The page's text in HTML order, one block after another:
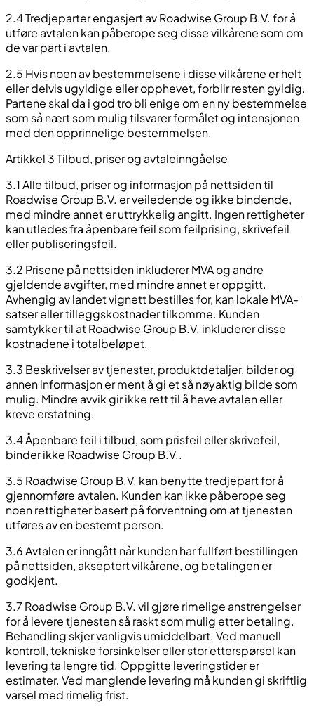
2.4 Tredjeparter engasjert av Roadwise Group B.V. for å
utføre avtalen kan påberope seg disse vilkårene som om
de var part i avtalen.
2.5 Hvis noen av bestemmelsene i disse vilkårene er helt
eller delvis ugyldige eller opphevet, forblir resten gyldig.
Partene skal da i god tro bli enige om en ny bestemmelse
som så nært som mulig tilsvarer formålet og intensjonen
med den opprinnelige bestemmelsen.
Artikkel 3 Tilbud, priser og avtaleinngåelse
3.1 Alle tilbud, priser og informasjon på nettsiden til
Roadwise Group B.V. er veiledende og ikke bindende,
med mindre annet er uttrykkelig angitt. Ingen rettigheter
kan utledes fra åpenbare feil som feilprising, skrivefeil
eller publiseringsfeil.
3.2 Prisene på nettsiden inkluderer MVA og andre
gjeldende avgifter, med mindre annet er oppgitt.
Avhengig av landet vignett bestilles for, kan lokale MVA-
satser eller tilleggskostnader tilkomme. Kunden
samtykker til at Roadwise Group B.V. inkluderer disse
kostnadene i totalbeløpet.
3.3 Beskrivelser av tjenester, produktdetaljer, bilder og
annen informasjon er ment å gi et så nøyaktig bilde som
mulig. Mindre avvik gir ikke rett til å heve avtalen eller
kreve erstatning.
3.4 Åpenbare feil i tilbud, som prisfeil eller skrivefeil,
binder ikke Roadwise Group B.V..
3.5 Roadwise Group B.V. kan benytte tredjepart for å
gjennomføre avtalen. Kunden kan ikke påberope seg
noen rettigheter basert på forventning om at tjenesten
utføres av en bestemt person.
3.6 Avtalen er inngått når kunden har fullført bestillingen
på nettsiden, akseptert vilkårene, og betalingen er
godkjent.
3.7 Roadwise Group B.V. vil gjøre rimelige anstrengelser
for å levere tjenesten så raskt som mulig etter betaling.
Behandling skjer vanligvis umiddelbart. Ved manuell
kontroll, tekniske forsinkelser eller stor etterspørsel kan
levering ta lengre tid. Oppgitte leveringstider er
estimater. Ved manglende levering må kunden gi skriftlig
varsel med rimelig frist.